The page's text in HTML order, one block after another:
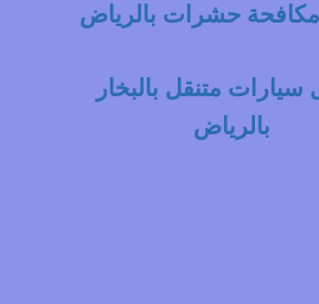
حشرات بالرياض
متنقل بالبخار
بالرياض